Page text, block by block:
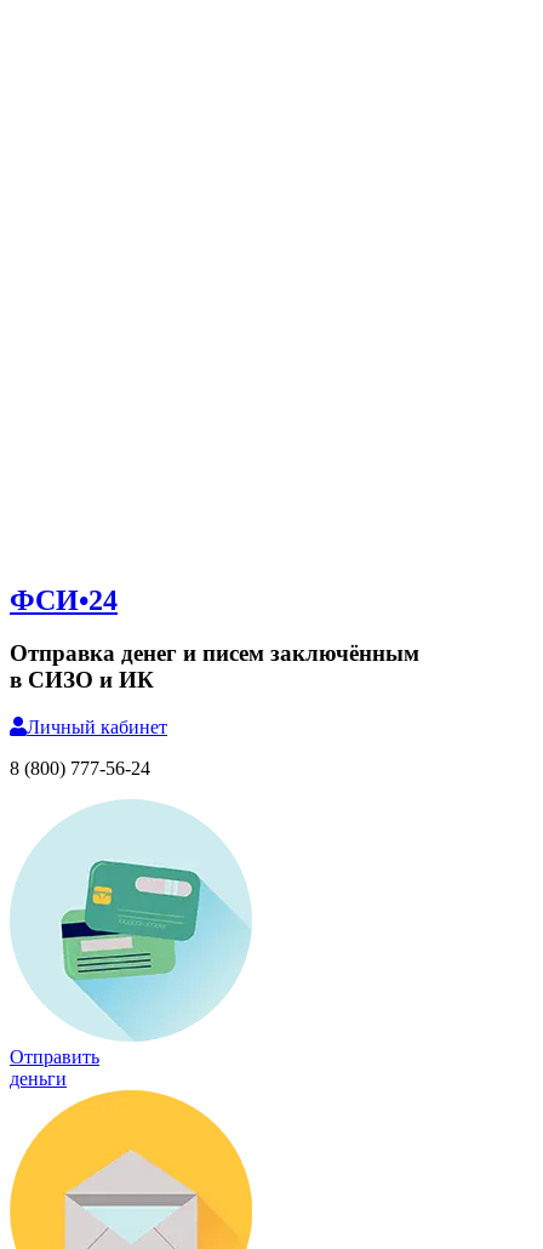
ФСИ•24
Отправка денег и писем заключённым
в СИЗО и ИК
Личный кабинет
8 (800) 777-56-24
Отправить
деньги